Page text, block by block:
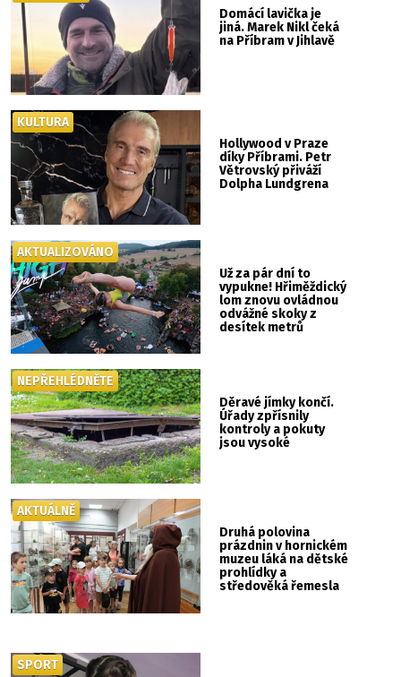
Domácí lavička je
jiná. Marek Nikl čeká
na Příbram v Jihlavě
Hollywood v Praze
díky Příbrami. Petr
Větrovský přiváží
Dolpha Lundgrena
KULTURA
Už za pár dní to
vypukne! Hřiměždický
lom znovu ovládnou
odvážné skoky z
desítek metrů
AKTUALIZOVÁNO
Děravé jímky končí.
Úřady zpřísnily
kontroly a pokuty
jsou vysoké
NEPŘEHLÉDNĚTE
Druhá polovina
prázdnin v hornickém
muzeu láká na dětské
prohlídky a
středověká řemesla
AKTUÁLNĚ
SPORT